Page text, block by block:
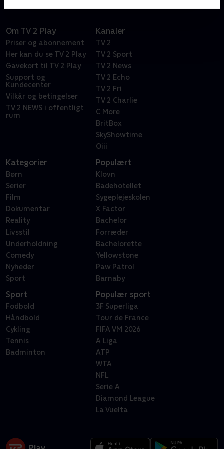
Om TV 2 Play
Priser og abonnement
Her kan du se TV 2 Play
Gavekort til TV 2 Play
Support og
Kundecenter
Vilkår og betingelser
TV 2 NEWS i offentligt
rum
Kanaler
TV 2
TV 2 Sport
TV 2 News
TV 2 Echo
TV 2 Fri
TV 2 Charlie
C More
BritBox
SkyShowtime
Oiii
Kategorier
Børn
Serier
Film
Dokumentar
Reality
Livsstil
Underholdning
Comedy
Nyheder
Sport
Populært
Klovn
Badehotellet
Sygeplejeskolen
X Factor
Bachelor
Forræder
Bachelorette
Yellowstone
Paw Patrol
Barnaby
Sport
Fodbold
Håndbold
Cykling
Tennis
Badminton
Populær sport
3F Superliga
Tour de France
FIFA VM 2026
A Liga
ATP
WTA
NFL
Serie A
Diamond League
La Vuelta